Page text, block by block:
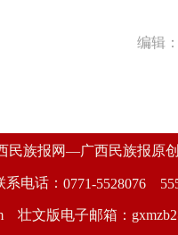
编辑
族报网—广西民族报原
电话： 0771-5528076
壮文版电子邮箱：